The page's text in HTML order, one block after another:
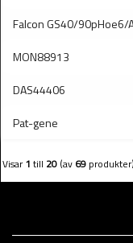
Falcon GS40/90pHoe6/
MON88913
DAS44406
Pat-gene
Visar1 till 20 (av 69 produkter)